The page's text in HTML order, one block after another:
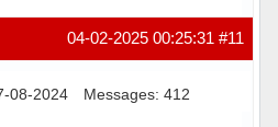
#11
04-02-2025 00:25:31
08-2024 Messages: 412